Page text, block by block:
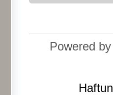
Powered